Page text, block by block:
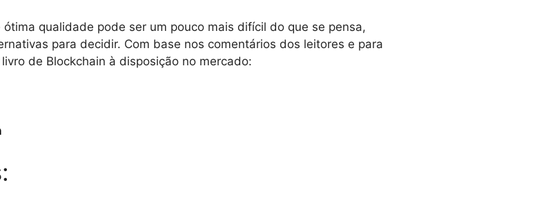
qualidade pode ser um pouco mais difícil do que se pensa,
para decidir. Com base nos comentários dos leitores e para
de Blockchain à disposição no mercado: